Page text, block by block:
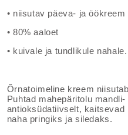
• niisutav päeva- ja öökreem
• 80% aaloet
• kuivale ja tundlikule nahale.
Õrnatoimeline kreem
Puhtad mahepäritolu
antioksüdatiivselt, kaitsevad
naha pringiks ja siledaks.